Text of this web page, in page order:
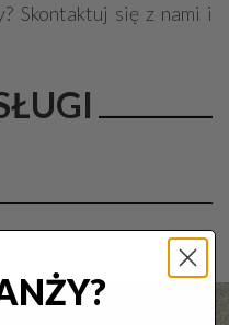
Skontaktuj się z nami i